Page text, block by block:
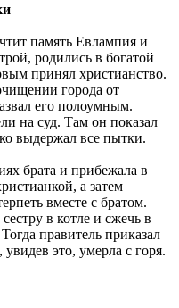
память Евлампия и
родились в богатой
принял христианство.
города от
его полоумным.
на суд. Там он показал
выдержал все пытки.
брата и прибежала в
а затем
вместе с братом.
в котле и сжечь в
правитель приказал
это, умерла с горя.